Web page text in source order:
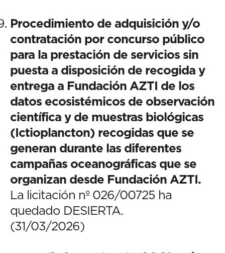
Procedimiento de adquisición y/o
contratación por concurso público
para la prestación de servicios sin
puesta a disposición de recogida y
entrega a Fundación AZTI de los
datos ecosistémicos de observación
científica y de muestras biológicas
(Ictioplancton) recogidas que se
generan durante las diferentes
campañas oceanográficas que se
organizan desde Fundación AZTI.
La licitación nº 026/00725 ha
quedado DESIERTA.
(31/03/2026)